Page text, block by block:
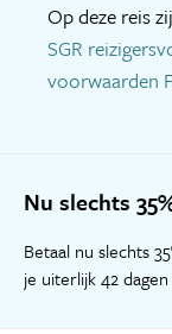
Op deze reis
SGR
voorwaarden
Nu slechts
Betaal nu slechts
je uiterlijk 42